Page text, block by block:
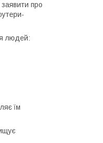
про
людей:
їм